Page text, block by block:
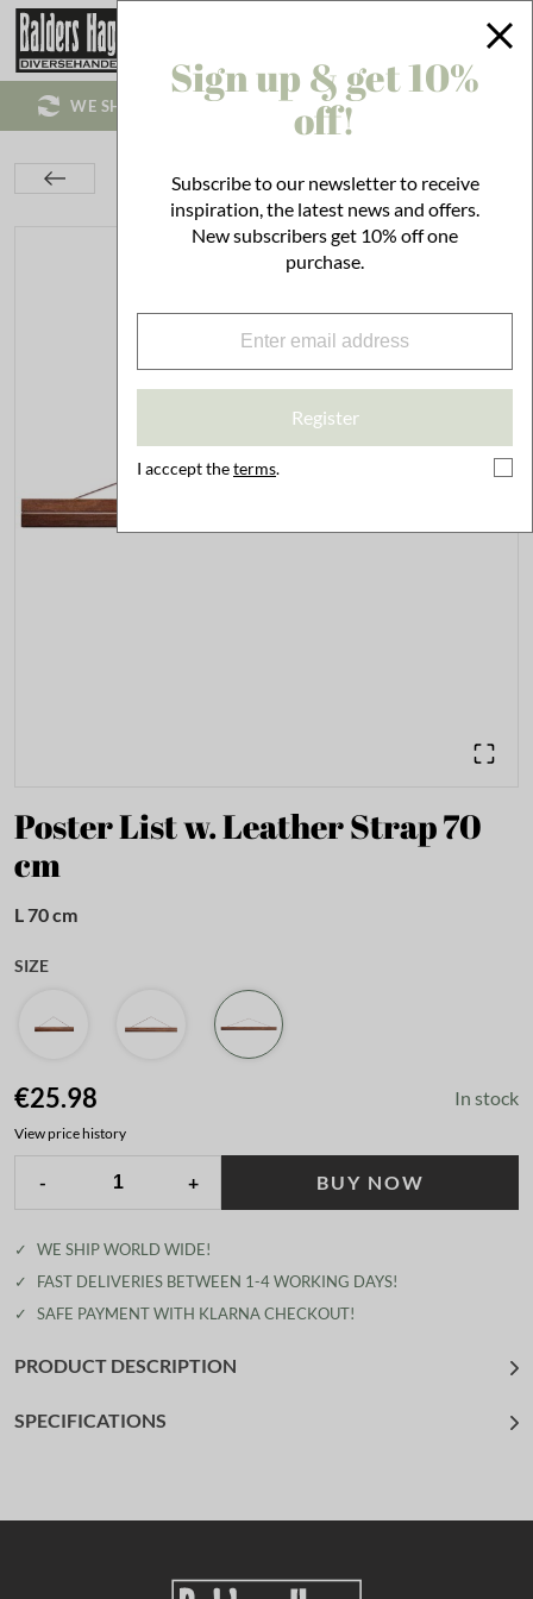
WE SHIP WORLD WIDE!
Poster List w. Leather Strap 70 cm
Poster List w. Leather Strap 70
cm
L 70 cm
SIZE
€25.98 In stock
View price history
- + BUY NOW
✓
WE SHIP WORLD WIDE!
✓
FAST DELIVERIES BETWEEN 1-4 WORKING DAYS!
✓
SAFE PAYMENT WITH KLARNA CHECKOUT!
PRODUCT DESCRIPTION
SPECIFICATIONS
Sign up & get 10%
off!
Subscribe to our newsletter to receive
inspiration, the latest news and offers.
New subscribers get 10% off one
purchase.
Register
I acccept theterms.